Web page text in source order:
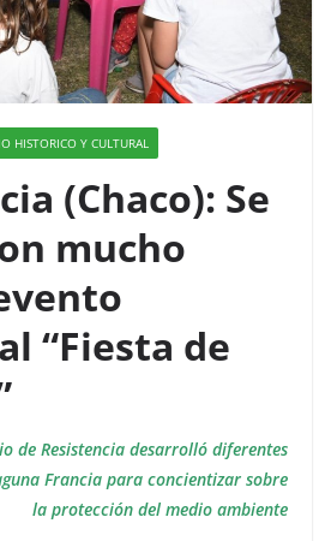
HISTORICO Y CULTURAL
(Chaco): Se
mucho
“Fiesta de
de Resistencia desarrolló diferentes
Francia para concientizar sobre
la protección del medio ambiente